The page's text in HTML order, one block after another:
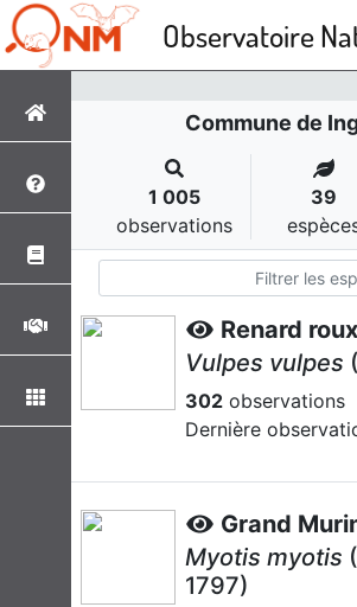
Observatoire
Commune de
1 005
observations
39
Renard roux
Vulpes vulpes
302 observations
Dernière
Grand
Myotis myotis
1797)